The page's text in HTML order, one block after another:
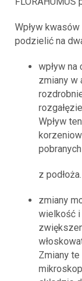
Wpływ
podzielić na
wpływ
zmiany w
Wpływ
pobranych
z podłoża.
zmiany
wielkość i
Zmiany